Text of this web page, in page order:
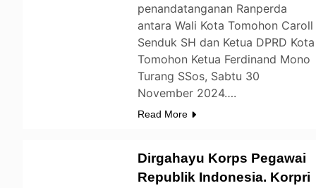
penandatanganan Ranperda
antara Wali Kota Tomohon Caroll
Senduk SH dan Ketua DPRD Kota
Tomohon Ketua Ferdinand Mono
Turang SSos, Sabtu 30
November 2024….
Read More
Dirgahayu Korps Pegawai
Republik Indonesia. Korpri